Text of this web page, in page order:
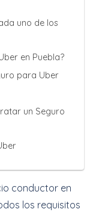
uno de los
en Puebla?
para Uber
un Seguro
conductor en
los requisitos